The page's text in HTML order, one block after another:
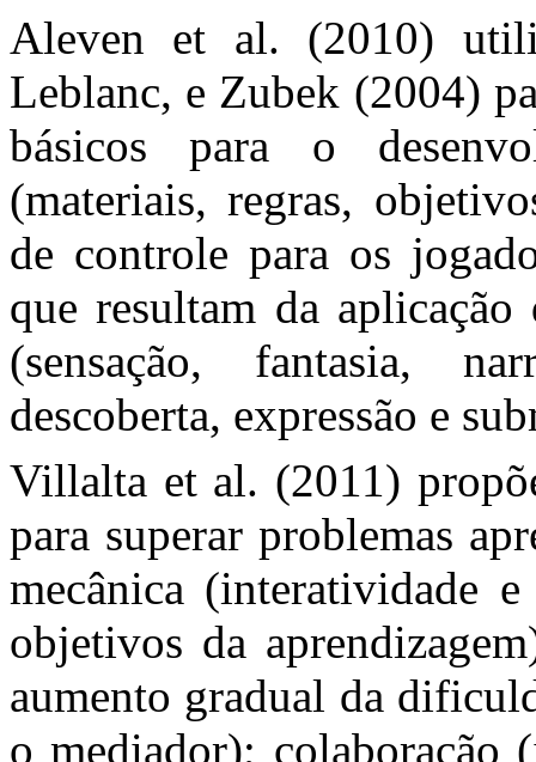
Aleven et al. (2010)
Leblanc, e Zubek (2004)
básicos para o
(materiais, regras,
de controle para os
que resultam da
(sensação, fantasia,
descoberta, expressão e
Villalta et al. (2011)
para superar problemas
mecânica (interatividade
objetivos da
aumento gradual da
o mediador); colaboração